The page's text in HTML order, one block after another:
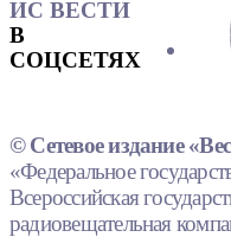
ИС ВЕСТИ
В
СОЦСЕТЯХ
© Сетевое издание
«Федеральное
Всероссийская
радиовещательная